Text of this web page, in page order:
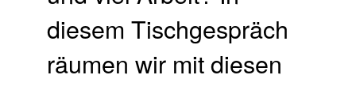
diesem Tischgespräch
räumen wir mit diesen